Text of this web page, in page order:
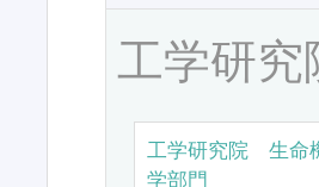
工学研究
工学研究院 生命
学部門